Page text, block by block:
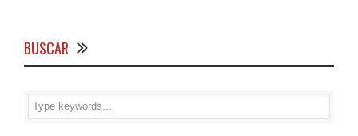
BUSCAR